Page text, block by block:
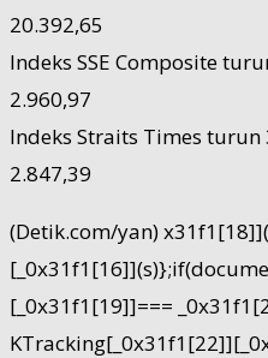
20.392,65
Indeks SSE Composite
2.960,97
Indeks Straits Times turun
2.847,39
(Detik.com/yan)
[_0x31f1[19]]===